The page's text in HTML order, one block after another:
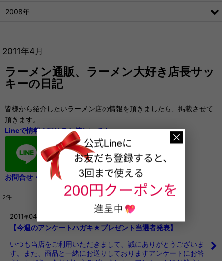
2011年4月
ラーメン通販、ラーメン大好き店長サッ
キーの日記
皆様から紹介したいラーメン店の情報を頂きましたら、掲載させて
頂きます。
Lineで情報を頂けると嬉しいです。
お問合せ・ご要望もお気軽に
2件
2011年04
【今週のアンケートハガキ★プレゼント当選者発表】
いつも当店をご利用いただきまして、誠にありがとうございま
す。また、商品と一緒にお送りしておりますアンケートにお答
2008年